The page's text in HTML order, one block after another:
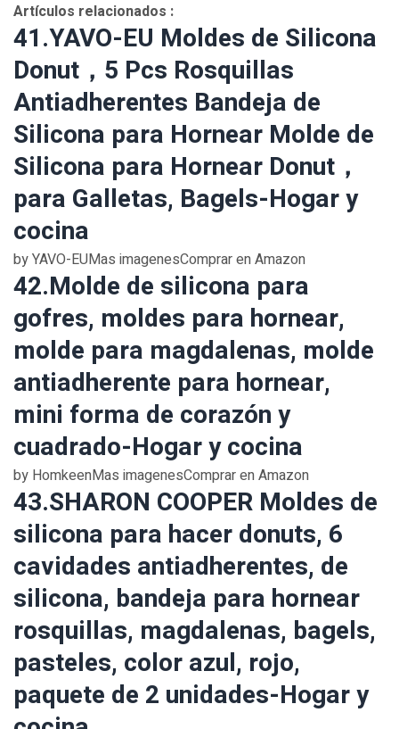
Artículos relacionados :
41.YAVO-EU Moldes de Silicona
Donut，5 Pcs Rosquillas
Antiadherentes Bandeja de
Silicona para Hornear Molde de
Silicona para Hornear Donut，
para Galletas, Bagels-Hogar y
cocina
by YAVO-EUMas imagenesComprar en Amazon
42.Molde de silicona para
gofres, moldes para hornear,
molde para magdalenas, molde
antiadherente para hornear,
mini forma de corazón y
cuadrado-Hogar y cocina
by HomkeenMas imagenesComprar en Amazon
43.SHARON COOPER Moldes de
silicona para hacer donuts, 6
cavidades antiadherentes, de
silicona, bandeja para hornear
rosquillas, magdalenas, bagels,
pasteles, color azul, rojo,
paquete de 2 unidades-Hogar y